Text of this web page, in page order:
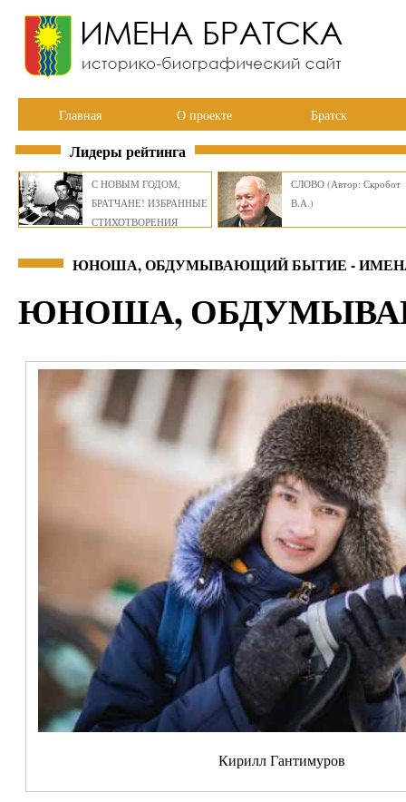
Главная О проекте Братск
Лидеры рейтинга
С НОВЫМ ГОДОМ,
БРАТЧАНЕ! ИЗБРАННЫЕ
СТИХОТВОРЕНИЯ
СЛОВО (Автор: Скробот
В.А.)
ЮНОША, ОБДУМЫВАЮЩИЙ БЫТИЕ -
ЮНОША,
Кирилл Гантимуров